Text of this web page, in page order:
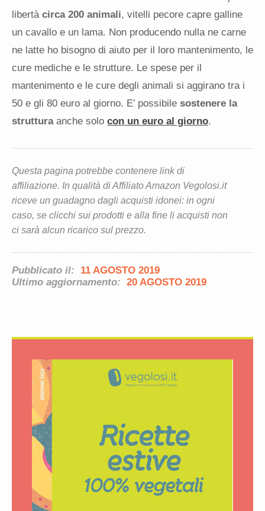
libertà circa 200 animali, vitelli pecore capre galline
un cavallo e un lama. Non producendo nulla ne carne
ne latte ho bisogno di aiuto per il loro mantenimento, le
cure mediche e le strutture. Le spese per il
mantenimento e le cure degli animali si aggirano tra i
50 e gli 80 euro al giorno. E’ possibile sostenere la
strutturaanche solo con un euro al giorno.
Questa pagina potrebbe contenere link di
affiliazione. In qualità di Affiliato Amazon Vegolosi.it
riceve un guadagno dagli acquisti idonei: in ogni
caso, se clicchi sui prodotti e alla fine li acquisti non
ci sarà alcun ricarico sul prezzo.
Pubblicato il:
11 AGOSTO 2019
Ultimo aggiornamento: 20 AGOSTO 2019